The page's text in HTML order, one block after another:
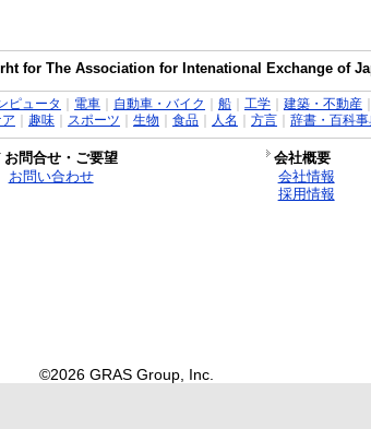
for The Association for Intenational Exchange of
ピュータ 電車｜ 自動車・バイク 船｜ 工学｜ 建築・不動産｜
趣味｜ スポーツ 生物 食品｜ 人名 方言｜ 辞書・百科事
お問合せ・ご要望 会社概要
お問い合わせ
会社情報
採用情報
©2026 GRAS Group, Inc.